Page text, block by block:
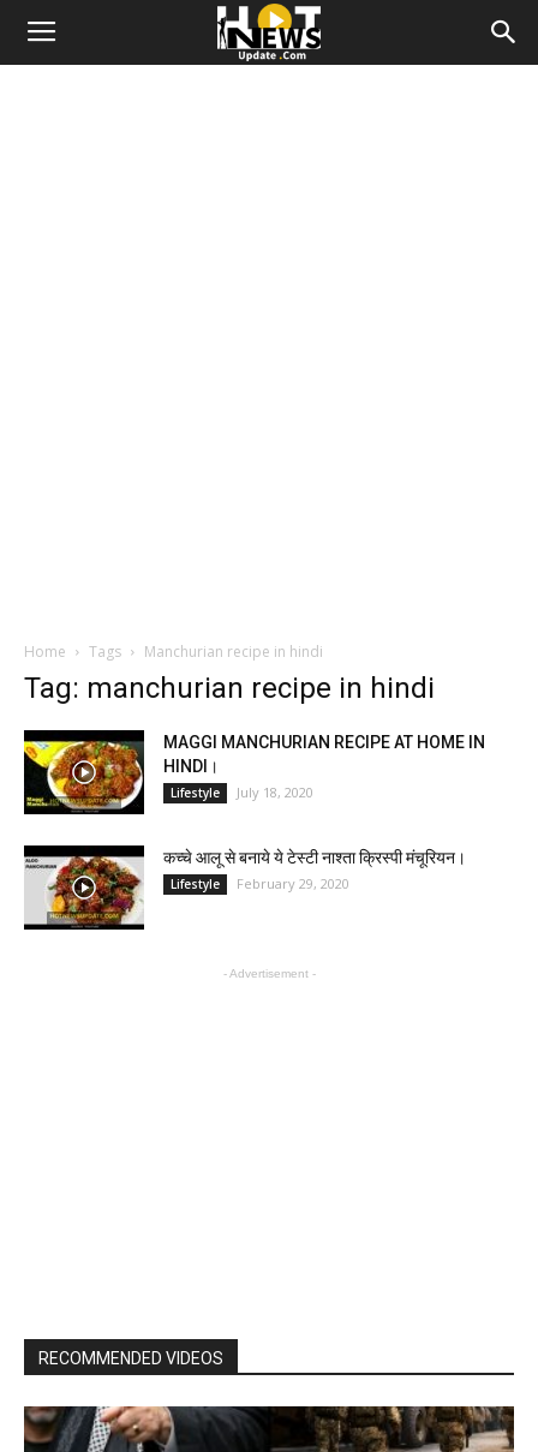
Home Tags Manchurian recipe in hindi
Tag: manchurian recipe in hindi
MAGGI MANCHURIAN RECIPE AT HOME IN
HINDI।
Lifestyle July 18, 2020
कच्चे आलू से बनाये ये टेस्टी नाश्ता क्रिस्पी मंचूरियन।
Lifestyle February 29, 2020
- Advertisement -
RECOMMENDED VIDEOS